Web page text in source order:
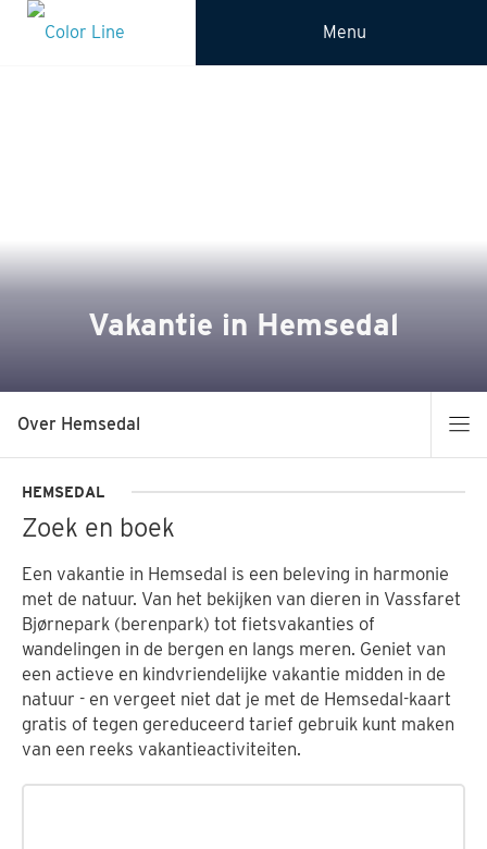
Menu
Vakantie in Hemsedal
Over Hemsedal
HEMSEDAL
Zoek en boek
Een vakantie in Hemsedal is een beleving in harmonie
met de natuur. Van het bekijken van dieren in Vassfaret
Bjørnepark (berenpark) tot fietsvakanties of
wandelingen in de bergen en langs meren. Geniet van
een actieve en kindvriendelijke vakantie midden in de
natuur - en vergeet niet dat je met de Hemsedal-kaart
gratis of tegen gereduceerd tarief gebruik kunt maken
van een reeks vakantieactiviteiten.